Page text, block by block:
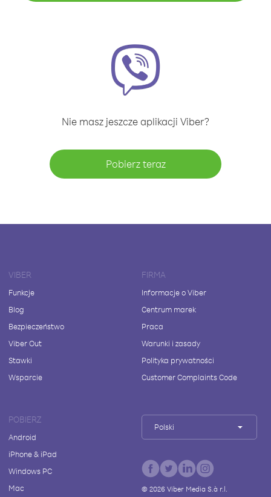
Nie masz jeszcze aplikacji Viber?
Pobierz teraz
VIBER
Funkcje
Blog
Bezpieczeństwo
Viber Out
Stawki
Wsparcie
FIRMA
Informacje o Viber
Centrum marek
Praca
Warunki i zasady
Polityka prywatności
Customer Complaints Code
POBIERZ
Android
iPhone & iPad
Windows PC
Mac
Polski
© 2026Viber Media S.à r.l.